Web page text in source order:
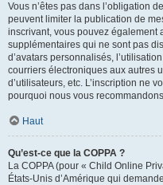
Vous n’êtes pas dans l’obligation
peuvent limiter la publication de
inscrivant, vous pouvez également
supplémentaires qui ne sont pas
d’avatars personnalisés,
courriers électroniques aux autres
d’utilisateurs, etc. L’inscription ne
pourquoi nous vous
Haut
Qu’est-ce que la COPPA ?
La COPPA (pour « Child Online
États-Unis d’Amérique qui